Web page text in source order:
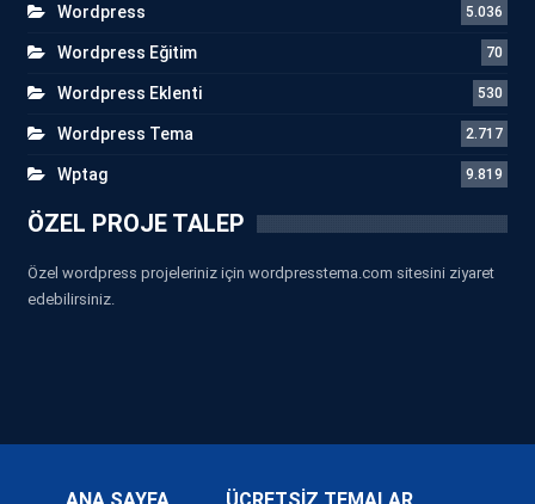
Wordpress 5.036
Wordpress Eğitim 70
Wordpress Eklenti 530
Wordpress Tema 2.717
Wptag 9.819
ÖZEL PROJE TALEP
Özel wordpress projeleriniz için wordpresstema.com sitesini ziyaret
edebilirsiniz.